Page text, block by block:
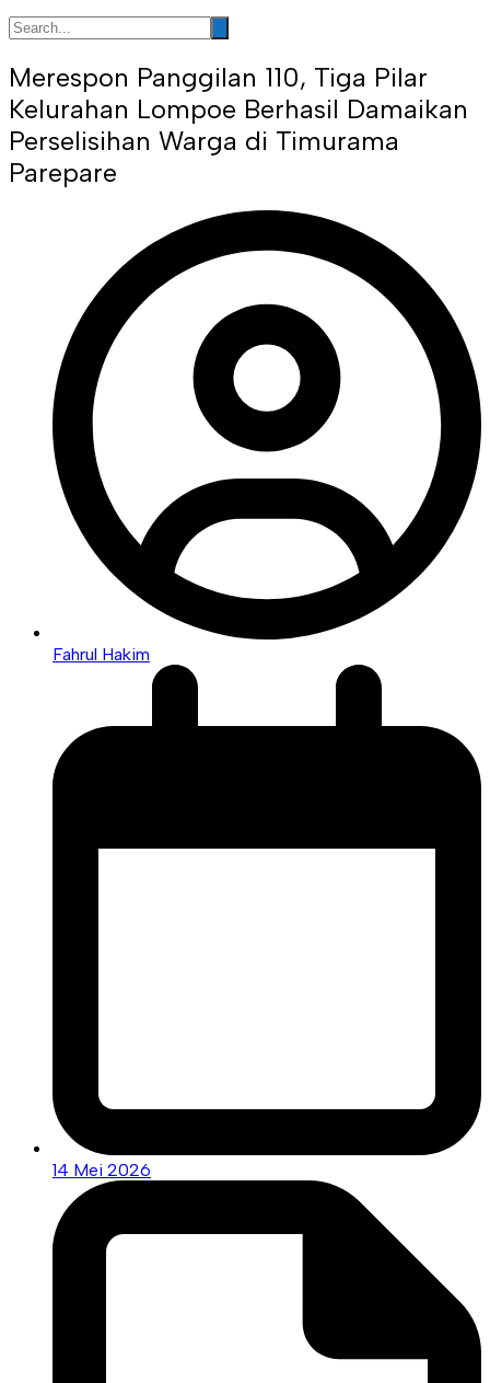
Merespon Panggilan 110, Tiga Pilar
Kelurahan Lompoe Berhasil Damaikan
Perselisihan Warga di Timurama
Parepare
Fahrul Hakim
14 Mei 2026